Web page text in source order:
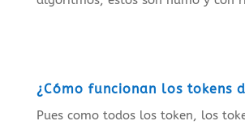
¿Cómo funcionan los tokens
Pues como todos los token, los